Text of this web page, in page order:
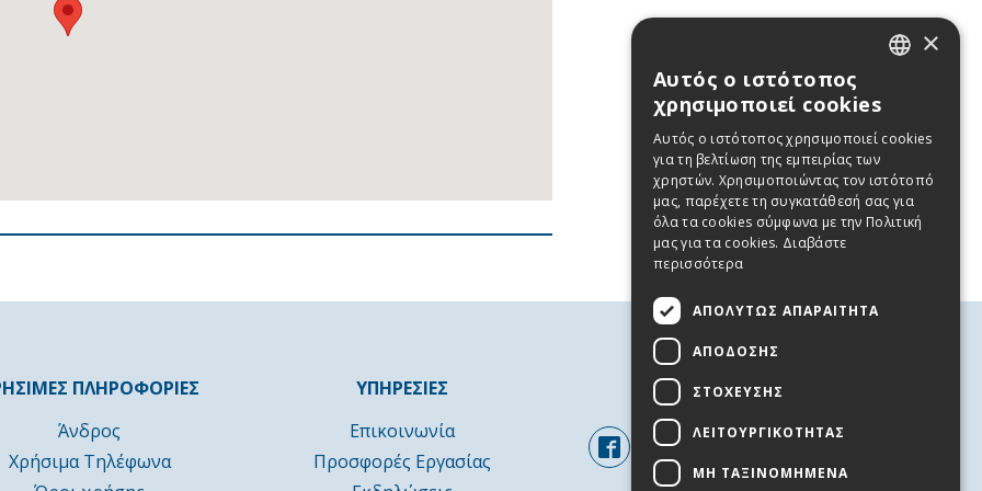
ΠΛΗΡΟΦΟΡΙΕΣ
Άνδρος
Χρήσιμα Τηλέφωνα
ΥΠΗΡΕΣΙΕΣ
Επικοινωνία
Προσφορές Εργασίας
FOLLOW US
×
Αυτός ο ιστότοπος
χρησιμοποιεί cookies
Αυτός ο ιστότοπος χρησιμοποιεί cookies
για τη βελτίωση της εμπειρίας των
χρηστών. Χρησιμοποιώντας τον ιστότοπό
μας, παρέχετε τη συγκατάθεσή σας για
όλα τα cookies σύμφωνα με την Πολιτική
μας για τα cookies. Διαβάστε
περισσότερα
ΑΠΟΛΎΤΩΣ ΑΠΑΡΑΊΤΗΤΑ
ΑΠΌΔΟΣΗΣ
ΣΤΌΧΕΥΣΗΣ
ΛΕΙΤΟΥΡΓΙΚΌΤΗΤΑΣ
ΜΗ ΤΑΞΙΝΟΜΗΜΈΝΑ